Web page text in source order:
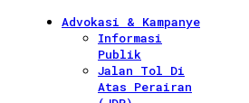
Advokasi & Kampanye
Informasi
Publik
Jalan Tol Di
Atas Perairan